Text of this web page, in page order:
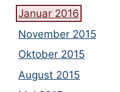
Januar 2016
November 2015
Oktober 2015
August 2015